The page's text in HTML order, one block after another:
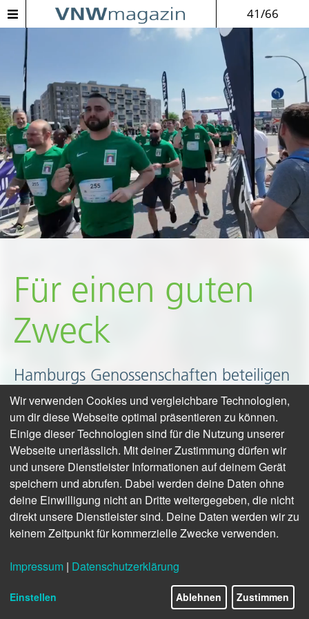
41/66
Für einen guten
Zweck
Hamburgs Genossenschaften beteiligen
sich seit Jahren aktiv am HafenCity Run,
einem der bedeutendsten Charity-Läufe
in Norddeutschland. In diesem Jahr
waren 160 Läuferinnen und Läufer
dabei.
ZUM BEITRAG
ZU DEN VIDEO-INTERVIEWS
ZUR BILDERGALERIE
Wir verwenden Cookies und vergleichbare Technologien,
um dir diese Webseite optimal präsentieren zu können.
Einige dieser Technologien sind für die Nutzung unserer
Webseite unerlässlich. Mit deiner Zustimmung dürfen wir
und unsere Dienstleister Informationen auf deinem Gerät
speichern und abrufen. Dabei werden deine Daten ohne
deine Einwilligung nicht an Dritte weitergegeben, die nicht
direkt unsere Dienstleister sind. Deine Daten werden wir zu
keinem Zeitpunkt für kommerzielle Zwecke verwenden.
Impressum | Datenschutzerklärung
Einstellen Ablehnen Zustimmen